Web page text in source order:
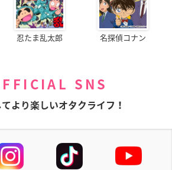
忍たま乱太郎 名探偵コナン
SNS
より楽しいオタクライフ！